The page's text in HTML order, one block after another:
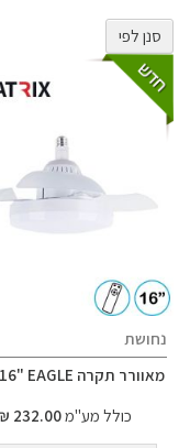
נחושת
מאוורר תקרה 40W 16" EAGLE
כולל מע"מ232.00 ₪
סנן לפי